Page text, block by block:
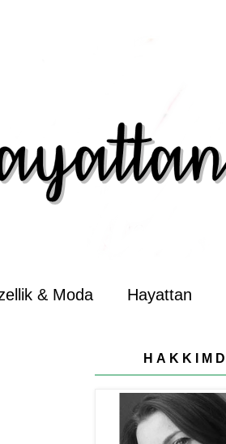
& Moda Hayattan